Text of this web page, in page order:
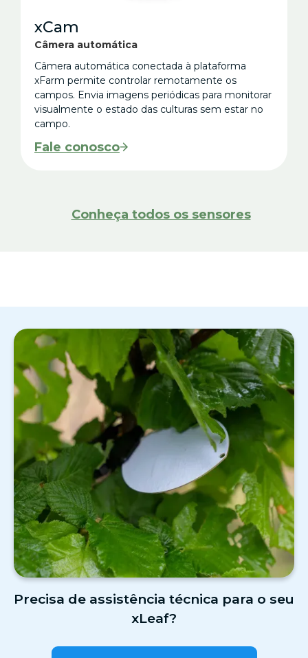
xCam
Câmera automática
Câmera automática conectada à plataforma
xFarm permite controlar remotamente os
campos. Envia imagens periódicas para monitorar
visualmente o estado das culturas sem estar no
campo.
Fale conosco
Conheça todos os sensores
Precisa de assistência técnica para o seu
xLeaf?